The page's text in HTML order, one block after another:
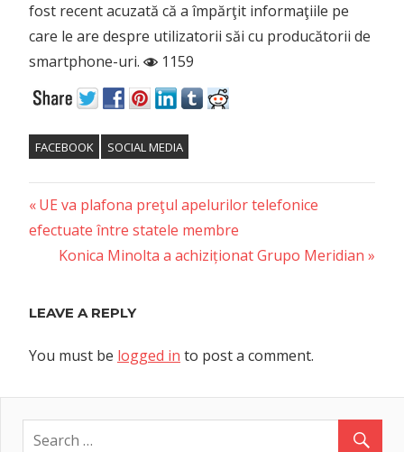
fost recent acuzată că a împărţit informaţiile pe
care le are despre utilizatorii săi cu producătorii de
smartphone-uri.
1159
FACEBOOK SOCIAL MEDIA
Post
navigation
Previous
Post:
UE va plafona preţul apelurilor telefonice
efectuate între statele membre
Next
Konica Minolta a achiziționat Grupo Meridian
LEAVE A REPLY
You must be logged in to post a comment.